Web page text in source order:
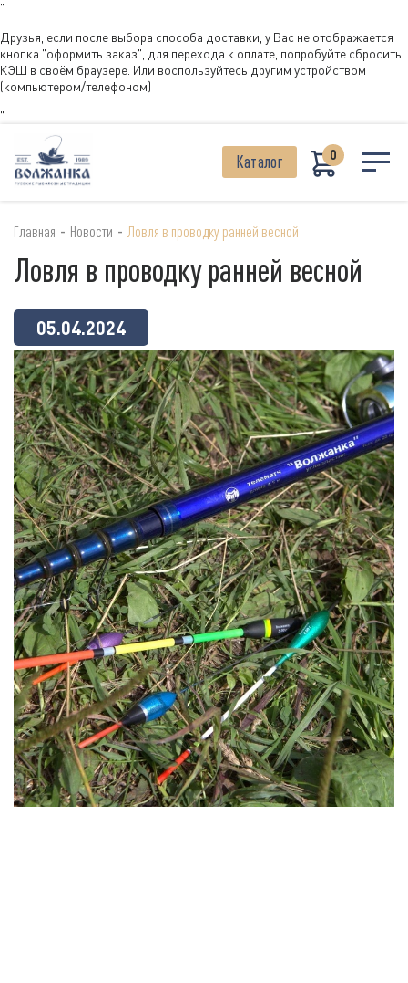
"
Друзья, если после выбора способа доставки, у Вас не отображается
кнопка "оформить заказ", для перехода к оплате, попробуйте сбросить
КЭШ в своём браузере. Или воспользуйтесь другим устройством
(компьютером/телефоном)
"
Каталог 0
Главная - Новости - Ловля в проводку ранней весной
Ловля в проводку ранней весной
05.04.2024